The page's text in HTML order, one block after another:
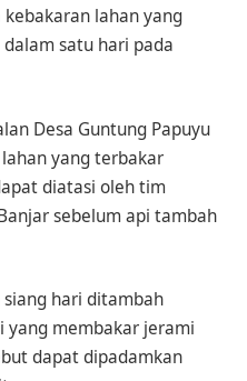
lahan yang
satu hari pada
Desa Guntung Papuyu
yang terbakar
diatasi oleh tim
sebelum api tambah
siang hari ditambah
yang membakar jerami
dapat dipadamkan